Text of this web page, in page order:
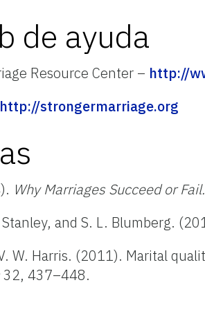
de ayuda
Resource Center – http://
http://strongermarriage.org
Why Marriages Succeed or Fail.
and S. L. Blumberg.
W. Harris. (2011). Marital
32, 437–448.